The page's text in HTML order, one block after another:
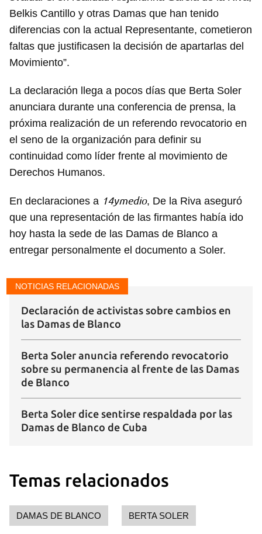
Belkis Cantillo y otras Damas que han tenido
diferencias con la actual Representante, cometieron
faltas que justificasen la decisión de apartarlas del
Movimiento”.
La declaración llega a pocos días que Berta Soler
anunciara durante una conferencia de prensa, la
próxima realización de un referendo revocatorio en
el seno de la organización para definir su
continuidad como líder frente al movimiento de
Derechos Humanos.
En declaraciones a 14ymedio, De la Riva aseguró
que una representación de las firmantes había ido
hoy hasta la sede de las Damas de Blanco a
entregar personalmente el documento a Soler.
NOTICIAS RELACIONADAS
Declaración de activistas sobre cambios en
las Damas de Blanco
Berta Soler anuncia referendo revocatorio
sobre su permanencia al frente de las Damas
de Blanco
Berta Soler dice sentirse respaldada por las
Damas de Blanco de Cuba
Temas relacionados
DAMAS DE BLANCO BERTA SOLER